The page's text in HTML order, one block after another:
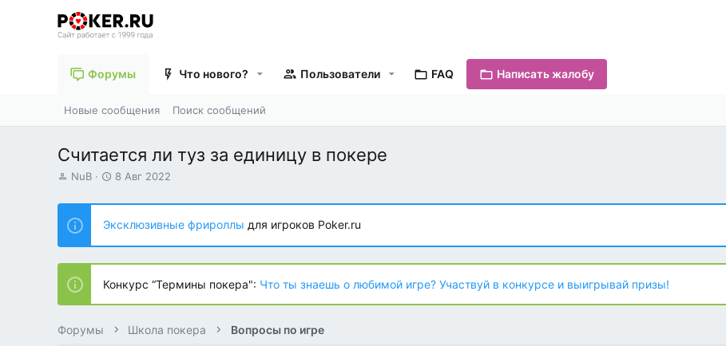
Форумы Что нового? Пользователи FAQ Написать жалобу
Новые сообщения Поиск сообщений
Считается ли туз за единицу в покере
А
т
о
р
т
е
м
ы
NuB
Д
т
н
а
ч
л
а
8 Авг 2022
Эксклюзивные фрироллы для игроков Poker.ru
Конкурс “Термины покера": Что ты знаешь о любимой игре? Участвуй в конкурсе и выигрывай призы!
Форумы Школа покера Вопросы по игре